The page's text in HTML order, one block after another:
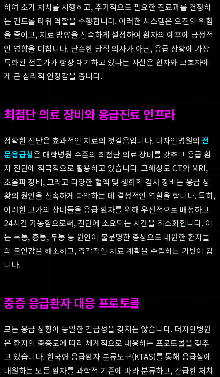
하여 초기 처치를 시행하고, 추가적으로 필요한 진료과를 결정하
는 컨트롤 타워 역할을 수행합니다. 이러한 시스템은 오진의 위험
을 줄이고, 치료 방향을 신속하게 설정하여 환자의 예후에 긍정적
인 영향을 미칩니다. 단순한 당직 의사가 아닌, 응급 상황에 가장
특화된 전문가가 항상 대기하고 있다는 사실은 환자와 보호자에
게 큰 심리적 안정감을 줍니다.
최첨단 의료 장비와 응급진료 인프라
정확한 진단은 효과적인 치료의 첫걸음입니다. 더자인병원의 전
문응급실은 대학병원 수준의 최첨단 의료 장비를 갖추고 응급 환
자 진단에 적극적으로 활용하고 있습니다. 고해상도 CT와 MRI,
초음파 장비, 그리고 다양한 혈액 및 생화학 검사 장비는 응급 상
황의 원인을 신속하게 파악하는 데 결정적인 역할을 합니다. 특히,
이러한 고가의 장비들을 응급 환자를 위해 우선적으로 배정하고
24시간 가동함으로써, 진단에 소요되는 시간을 최소화합니다. 이
는 복통, 흉통, 두통 등 원인이 불분명한 증상으로 내원한 환자들
의 불안감을 해소하고, 즉각적인 치료 계획을 수립하는 기반이 됩
니다.
중증 응급환자 대응 프로토콜
모든 응급 상황이 동일한 긴급성을 갖지는 않습니다. 더자인병원
은 환자의 중증도에 따라 체계적으로 대응하는 프로토콜을 갖추
고 있습니다. 한국형 응급환자 분류도구(KTAS)를 통해 응급실에
내원하는 모든 환자를 과학적 기준에 따라 분류하고, 긴급한 처치